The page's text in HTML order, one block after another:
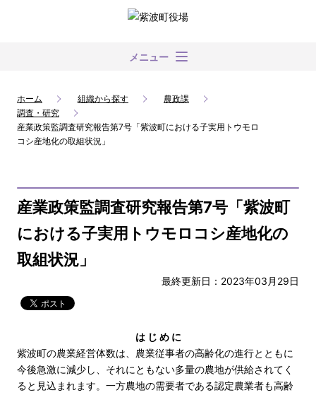
メニュー
ホーム 組織から探す
農政課
調査・研究
産業政策監調査研究報告第7号「紫波町における子実用トウモロ
コシ産地化の取組状況」
産業政策監調査研究報告第7号「紫波町
における子実用トウモロコシ産地化の
取組状況」
最終更新日：2023年03月29日
は じ め に
紫波町の農業経営体数は、農業従事者の高齢化の進行とともに
今後急激に減少し、それにともない多量の農地が供給されてく
ると見込まれます。一方農地の需要者である認定農業者も高齢